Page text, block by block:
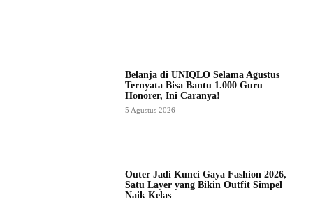
Belanja di UNIQLO Selama Agustus
Ternyata Bisa Bantu 1.000 Guru
Honorer, Ini Caranya!
5 Agustus 2026
Outer Jadi Kunci Gaya Fashion 2026,
Satu Layer yang Bikin Outfit Simpel
Naik Kelas